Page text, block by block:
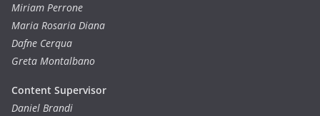
Miriam Perrone
Maria Rosaria Diana
Dafne Cerqua
Greta Montalbano
Content Supervisor
Daniel Brandi